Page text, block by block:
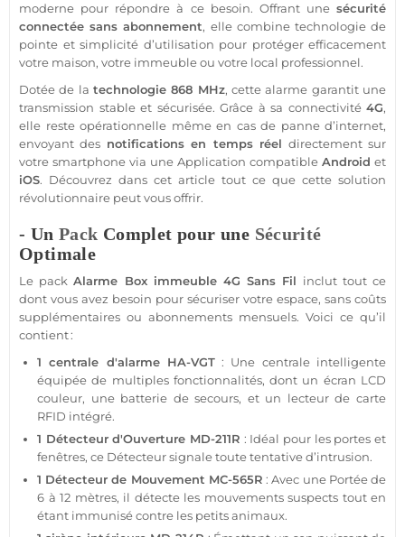
moderne pour répondre à ce besoin. Offrant une sécurité
connectée sans abonnement, elle combine technologie de
pointe et simplicité d’utilisation pour protégerefficacement
votre maison, votre immeubleou votre local professionnel.
Dotée de la technologie868 MHz, cettealarme garantit une
transmission stable et sécurisée. Grâce à sa connectivité 4G,
elle reste opérationnelle même en cas de panned’internet,
envoyant des notifications en temps réel directement sur
votre smartphone via une Application compatible Android et
iOS. Découvrez dans cet article tout ce que cette solution
révolutionnaire peut vous offrir.
- Un Pack Complet pour une Sécurité
Optimale
Le pack Alarme Box immeuble 4G Sans Fil inclut tout ce
dont vous avez besoin pour sécuriser votre espace, sans coûts
supplémentaires ou abonnements mensuels. Voici ce qu’il
contient :
1centrale d'alarme HA-VGT: Une centraleintelligente
équipée de multiples fonctionnalités, dont un écran LCD
couleur, une batterie de secours, et un lecteur de carte
RFID intégré.
1 Détecteur d'Ouverture MD-211R : Idéal pour les portes et
fenêtres, ce Détecteursignale toute tentative d’intrusion.
1 Détecteur de Mouvement MC-565R : Avec une Portéede
6 à 12 mètres, il détecte les mouvements suspects tout en
étant immunisé contre les petits animaux.